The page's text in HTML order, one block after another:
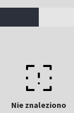
Nie znaleziono